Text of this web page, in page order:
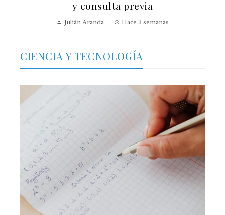
y consulta previa
Julián Aranda Hace 3 semanas
CIENCIA Y TECNOLOGÍA